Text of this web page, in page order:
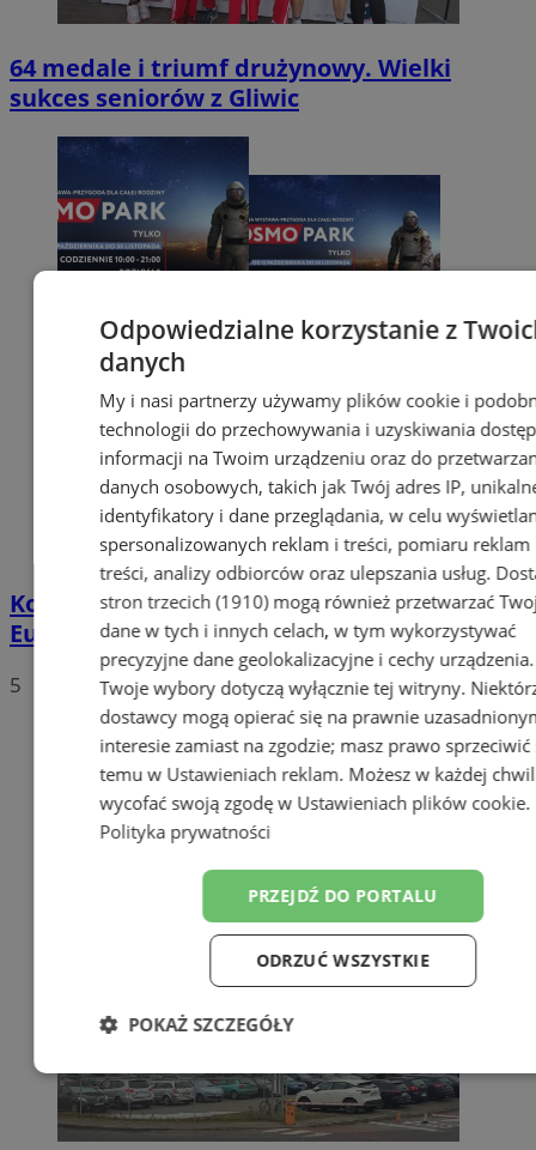
64 medale i triumf drużynowy. Wielki
sukces seniorów z Gliwic
Kosmopark – nieziemska przygoda w
Europie Centralnej
5
Odpowiedzialne korzystanie z
danych
My i nasi partnerzy używamy plików cookie i
technologii do przechowywania i uzyskiwania
informacji na Twoim urządzeniu oraz do
danych osobowych, takich jak Twój adres IP,
identyfikatory i dane przeglądania, w celu
spersonalizowanych reklam i treści, pomiaru reklam
treści, analizy odbiorców oraz ulepszania usług.
stron trzecich (1910)mogą również przetwarzać
dane w tych i innych celach, w tym wykorzystywać
precyzyjne dane geolokalizacyjne i cechy urządzenia.
Twoje wybory dotyczą wyłącznie tej witryny.
dostawcy mogą opierać się na prawnie
interesie zamiast na zgodzie; masz prawo sprzeciwić
temu w Ustawieniach reklam. Możesz w każdej
wycofać swoją zgodę w Ustawieniach plików cookie.
Polityka prywatności
PRZEJDŹ DO PORTALU
ODRZUĆ WSZYSTKIE
POKAŻ SZCZEGÓŁY
Niezbędne Wydajność